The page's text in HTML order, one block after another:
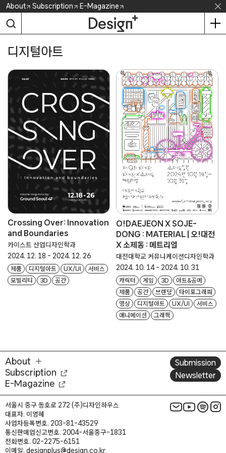
Skip
content
About Subscription E-Magazine
디지털아트
Crossing Over: Innovation
and Boundaries
카이스트 산업디자인학과
2024. 12. 18 - 2024. 12. 26
제품 디지털아트 UX/UI
서비스
모빌리티
3D 공간
O!DAEJEON X SOJE-
DONG : MATERIAL | 오!대전
X 소제동 : 메트리얼
대전대학교 커뮤니케이션디자인학과
2024. 10. 14 - 2024. 10. 31
캐릭터 게임 3D
아트&공예
제품
공간 브랜딩
타이포그래피
영상
디지털아트 UX/UI
서비스
애니메이션
그래픽
About
Subscription
E-Magazine
Submission
Newsletter
서울시 중구 동호로 272 (주)디자인하우스
대표자. 이영혜
사업자등록번호. 203-81-43529
통신판매업신고번호. 2004-서울중구-1831
전화번호. 02-2275-6151
이메일. designplus@design.co.kr